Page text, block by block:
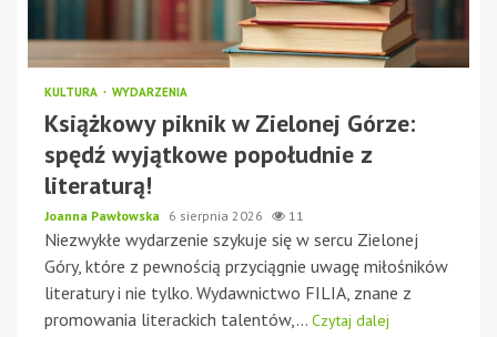
KULTURA WYDARZENIA
Książkowy piknik w Zielonej Górze:
spędź wyjątkowe popołudnie z
literaturą!
Joanna Pawłowska 6 sierpnia 2026 11
Niezwykłe wydarzenie szykuje się w sercu Zielonej
Góry, które z pewnością przyciągnie uwagę miłośników
literatury i nie tylko. Wydawnictwo FILIA, znane z
promowania literackich talentów,... Czytaj dalej